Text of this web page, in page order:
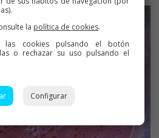
la política de cookies.
las cookies pulsando el botón
o rechazar su uso pulsando el
Configurar